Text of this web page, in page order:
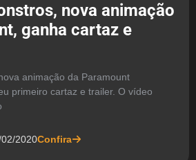
nova animação
ganha cartaz e
animação da Paramount
primeiro cartaz e trailer. O vídeo
2020Confira